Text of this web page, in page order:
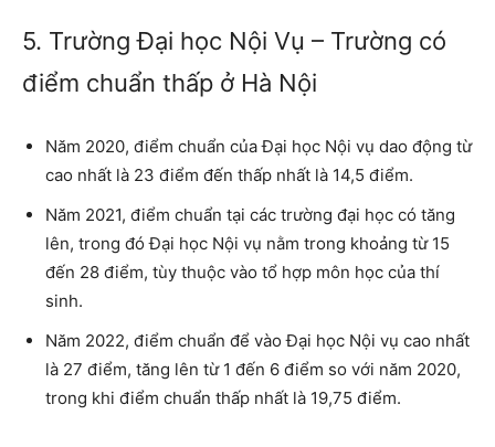
5. Trường Đại học Nội Vụ – Trường có
điểm chuẩn thấp ở Hà Nội
Năm 2020, điểm chuẩn của Đại học Nội vụ dao động từ
cao nhất là 23 điểm đến thấp nhất là 14,5 điểm.
Năm 2021, điểm chuẩn tại các trường đại học có tăng
lên, trong đó Đại học Nội vụ nằm trong khoảng từ 15
đến 28 điểm, tùy thuộc vào tổ hợp môn học của thí
sinh.
Năm 2022, điểm chuẩn để vào Đại học Nội vụ cao nhất
là 27 điểm, tăng lên từ 1 đến 6 điểm so với năm 2020,
trong khi điểm chuẩn thấp nhất là 19,75 điểm.